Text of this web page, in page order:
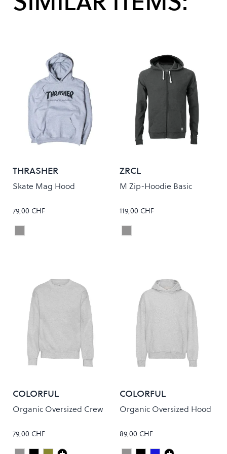
THRASHER
Skate Mag Hood
79,00 CHF
Colour
Grey
ZRCL
M Zip-Hoodie Basic
119,00 CHF
Colour
Onyx
COLORFUL
STANDARD
Organic Oversized Crew
79,00 CHF
COLORFUL
STANDARD
Organic Oversized Hood
89,00 CHF